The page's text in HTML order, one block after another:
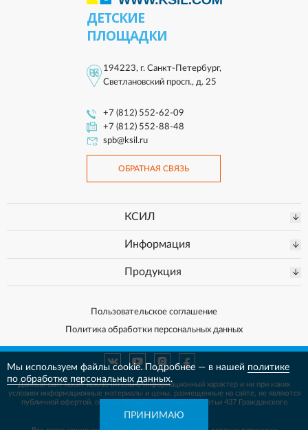
ДЕТСКИЕ
ПЛОЩАДКИ
194223, г. Санкт-Петербург,
Светлановский просп., д. 25
+7 (812) 552-62-09
+7 (812) 552-88-48
spb@ksil.ru
ОБРАТНАЯ СВЯЗЬ
КСИЛ
Информация
Продукция
Пользовательское соглашение
Политика обработки персональных данных
Данный сайт носит исключительно информационный характер и ни при каких
условиях информационные материалы и цены, размещенные на сайте, неявляются
публичной офертой, определяемой положениями Статьи 437 Гражданского
кодекса РФ.
Мы используем файлы cookie. Подробнее — в нашей политике
по обработке персональных данных.
ПРИНИМАЮ